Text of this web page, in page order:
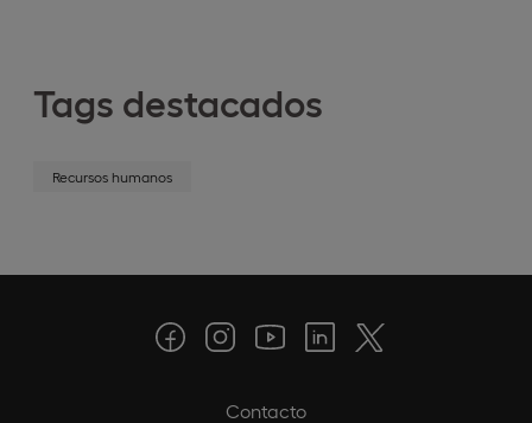
Tags destacados
Recursos humanos
Contacto